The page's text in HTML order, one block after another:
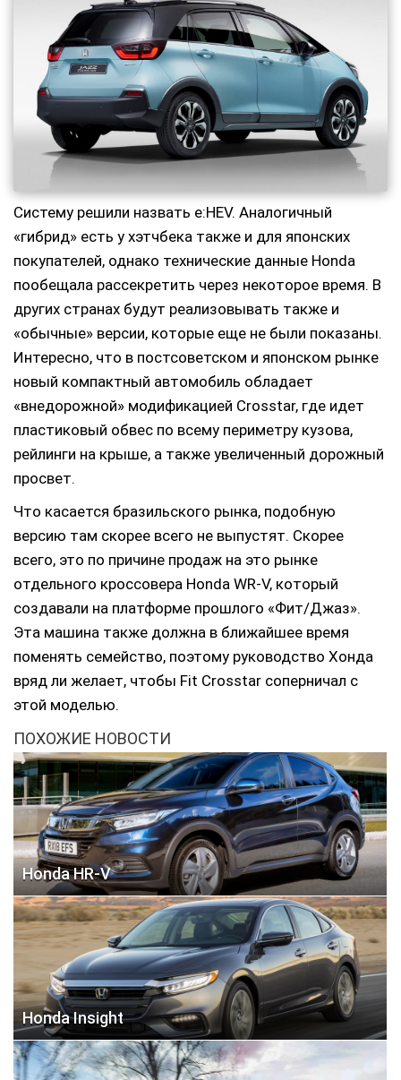
Систему решили назвать e:HEV. Аналогичный
«гибрид» есть у хэтчбека также и для японских
покупателей, однако технические данные Honda
пообещала рассекретить через некоторое время. В
других странах будут реализовывать также и
«обычные» версии, которые еще не были показаны.
Интересно, что в постсоветском и японском рынке
новый компактный автомобиль обладает
«внедорожной» модификацией Crosstar, где идет
пластиковый обвес по всему периметру кузова,
рейлинги на крыше, а также увеличенный дорожный
просвет.
Что касается бразильского рынка, подобную
версию там скорее всего не выпустят. Скорее
всего, это по причине продаж на это рынке
отдельного кроссовера Honda WR-V, который
создавали на платформе прошлого «Фит/Джаз».
Эта машина также должна в ближайшее время
поменять семейство, поэтому руководство Хонда
вряд ли желает, чтобы Fit Crosstar соперничал с
этой моделью.
ПОХОЖИЕ НОВОСТИ
Honda HR-V
Honda Insight